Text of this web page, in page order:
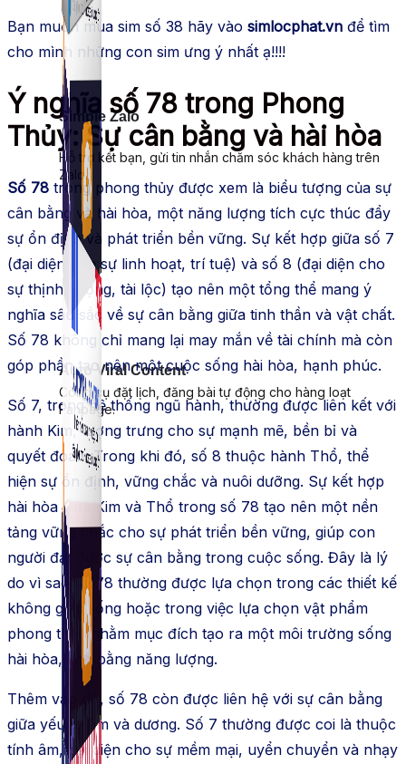
Auto Viral Content
Công cụ đặt lịch, đăng bài tự động cho hàng loạt
Fanpage.
Simple Zalo
Hỗ trợ kết bạn, gửi tin nhắn chăm sóc khách hàng trên
Zalo.
Bạn muốn mua sim số 38 hãy vào simlocphat.vn để tìm
cho mình những con sim ưng ý nhất ạ!!!!
Ý nghĩa số 78 trong Phong
Thủy: Sự cân bằng và hài hòa
Số 78 trong phong thủy được xem là biểu tượng của sự
cân bằng và hài hòa, một năng lượng tích cực thúc đẩy
sự ổn định và phát triển bền vững. Sự kết hợp giữa số 7
(đại diện cho sự linh hoạt, trí tuệ) và số 8 (đại diện cho
sự thịnh vượng, tài lộc) tạo nên một tổng thể mang ý
nghĩa sâu sắc về sự cân bằng giữa tinh thần và vật chất.
Số 78 không chỉ mang lại may mắn về tài chính mà còn
góp phần tạo nên một cuộc sống hài hòa, hạnh phúc.
Số 7, trong hệ thống ngũ hành, thường được liên kết với
hành Kim, tượng trưng cho sự mạnh mẽ, bền bỉ và
quyết đoán. Trong khi đó, số 8 thuộc hành Thổ, thể
hiện sự ổn định, vững chắc và nuôi dưỡng. Sự kết hợp
hài hòa giữa Kim và Thổ trong số 78 tạo nên một nền
tảng vững chắc cho sự phát triển bền vững, giúp con
người đạt được sự cân bằng trong cuộc sống. Đây là lý
do vì sao số 78 thường được lựa chọn trong các thiết kế
không gian sống hoặc trong việc lựa chọn vật phẩm
phong thủy nhằm mục đích tạo ra một môi trường sống
hài hòa, cân bằng năng lượng.
Thêm vào đó, số 78 còn được liên hệ với sự cân bằng
giữa yếu tố âm và dương. Số 7 thường được coi là thuộc
tính âm, đại diện cho sự mềm mại, uyển chuyển và nhạy